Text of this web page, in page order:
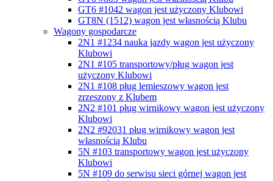
GT6 #1042 wagon jest użyczony Klubowi
GT8N (1512) wagon jest własnością Klubu
Wagony gospodarcze
2N1 #1234 nauka jazdy wagon jest użyczony
Klubowi
2N1 #105 transportowy/pług wagon jest
użyczony Klubowi
2N1 #108 pług lemieszowy wagon jest
zrzeszony z Klubem
2N2 #101 pług wirnikowy wagon jest użyczony
Klubowi
2N2 #92031 pług wirnikowy wagon jest
własnością Klubu
5N #103 transportowy wagon jest użyczony
Klubowi
5N #109 do serwisu sieci górnej wagon jest